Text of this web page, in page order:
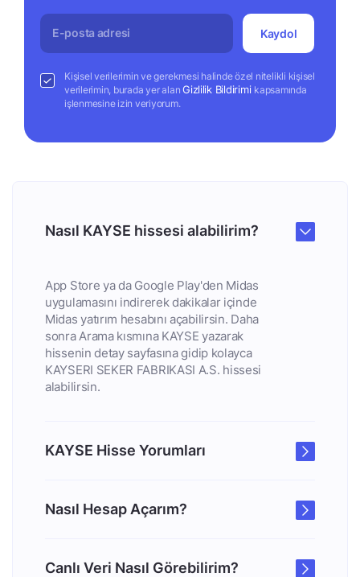
Kaydol
Kişisel verilerimin ve gerekmesi halinde özel nitelikli kişisel
verilerimin, burada yer alanGizlilik Bildirimi kapsamında
işlenmesine izin veriyorum.
Nasıl KAYSE hissesi alabilirim?
App Store ya da Google Play'den Midas
uygulamasını indirerek dakikalar içinde
Midas yatırım hesabını açabilirsin. Daha
sonra Arama kısmına KAYSE yazarak
hissenin detay sayfasına gidip kolayca
KAYSERI SEKER FABRIKASI A.S. hissesi
alabilirsin.
KAYSE Hisse Yorumları
Nasıl Hesap Açarım?
Canlı Veri Nasıl Görebilirim?